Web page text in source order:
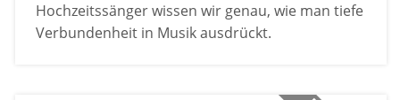
Hochzeitssänger wissen wir genau, wie man tiefe
Verbundenheit in Musik ausdrückt.